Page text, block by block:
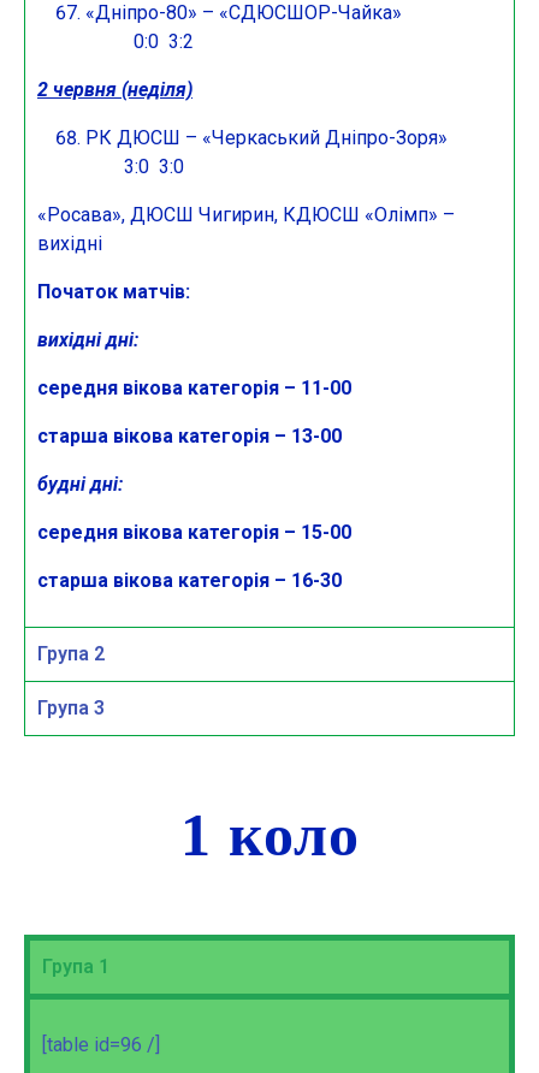
«Дніпро-80» – «СДЮСШОР-Чайка»
0:0 3:2
2 червня (неділя)
РК ДЮСШ – «Черкаський Дніпро-Зоря»
3:0 3:0
«Росава», ДЮСШ Чигирин, КДЮСШ «Олімп» –
вихідні
Початок матчів:
вихідні дні:
середня вікова категорія – 11-00
старша вікова категорія – 13-00
будні дні:
середня вікова категорія – 15-00
старша вікова категорія – 16-30
Група 2
Група 3
1 коло
Група 1
[table id=96 /]